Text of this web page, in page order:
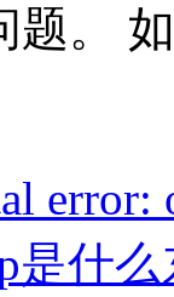
题。
error:
是什